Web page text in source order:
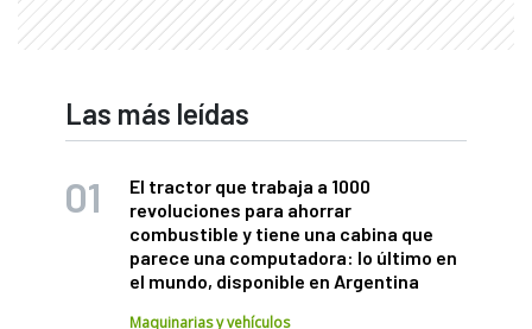
Las más leídas
El tractor que trabaja a 1000
revoluciones para ahorrar
combustible y tiene una cabina que
parece una computadora: lo último en
el mundo, disponible en Argentina
Maquinarias y vehículos